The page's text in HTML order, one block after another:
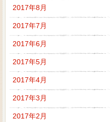
2017年8月
2017年7月
2017年6月
2017年5月
2017年4月
2017年3月
2017年2月